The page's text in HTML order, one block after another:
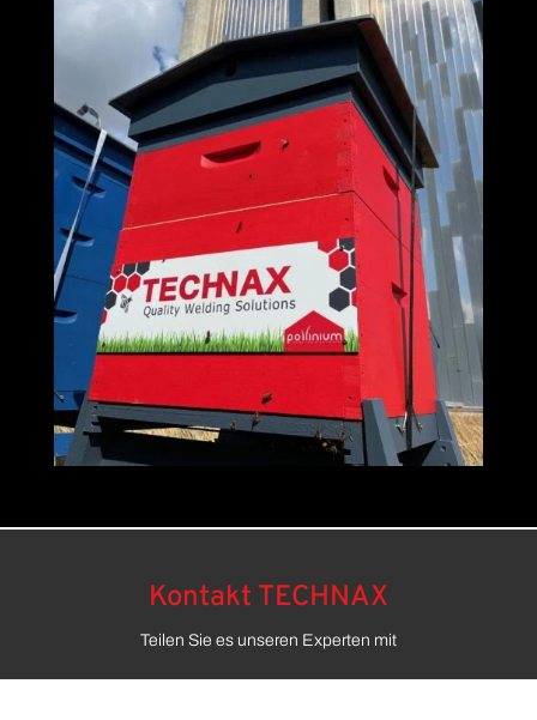
Kontakt TECHNAX
Teilen Sie es unseren Experten mit